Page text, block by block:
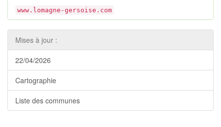
www.lomagne-gersoise.com
Mises à jour :
22/04/2026
Cartographie
Liste des communes